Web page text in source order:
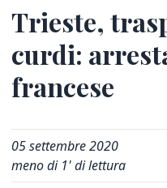
Trieste,
curdi:
francese
05 settembre 2020
meno di 1' di lettura